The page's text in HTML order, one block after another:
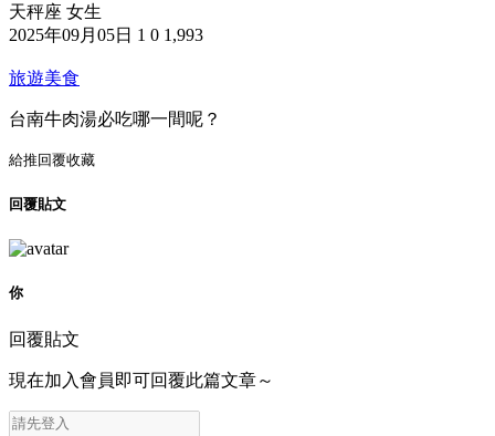
天秤座 女生
2025年09月05日 1 0 1,993
旅遊美食
台南牛肉湯必吃哪一間呢？
給推回覆收藏
回覆貼文
你
回覆貼文
現在加入會員即可回覆此篇文章～